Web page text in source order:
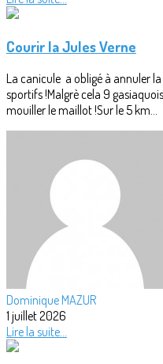
Courir la Jules Verne
La canicule a obligé à annuler
sportifs !Malgrè cela 9
mouiller le maillot !Sur le 5 km...
Dominique MAZUR
1 juillet 2026
Lire la suite...